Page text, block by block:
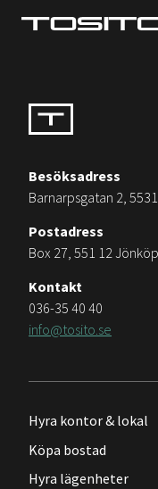
Besöksadress
Barnarpsgatan 2,
Postadress
Box 27, 551 12
Kontakt
036-35 40 40
info@tosito.se
Hyra kontor & lokal
Köpa bostad
Hyra lägenheter